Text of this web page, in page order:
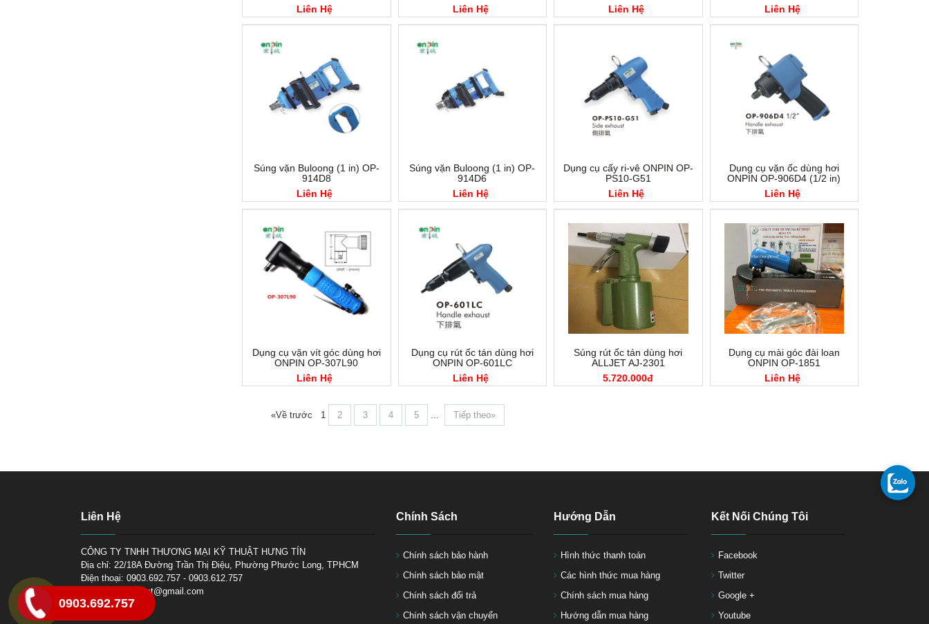
Liên Hệ
Liên Hệ
Liên Hệ
Liên Hệ
Súng vặn Buloong (1 in) OP-
914D8
Liên Hệ
Súng vặn Buloong (1 in) OP-
914D6
Liên Hệ
Dụng cụ cấy ri-vê ONPIN OP-
PS10-G51
Liên Hệ
Dụng cụ vặn ốc dùng hơi
ONPIN OP-906D4 (1/2 in)
Liên Hệ
Dụng cụ vặn vít góc dùng hơi
ONPIN OP-307L90
Liên Hệ
Dụng cụ rút ốc tán dùng hơi
ONPIN OP-601LC
Liên Hệ
Súng rút ốc tán dùng hơi
ALLJET AJ-2301
5.720.000đ
Dụng cụ mài góc đài loan
ONPIN OP-1851
Liên Hệ
«Về trước 1 2 3 4 5 ... Tiếp theo»
Liên Hệ
CÔNG TY TNHH THƯƠNG MẠI KỸ THUẬT HƯNG TÍN
Địa chỉ: 22/18A Đường Trần Thị Điệu, Phường Phước Long, TPHCM
Điện thoại: 0903.692.757 - 0903.612.757
E-mail: hungtinnet@gmail.com
Chính Sách
Chính sách bảo hành
Chính sách bảo mật
Chính sách đổi trả
Chính sách vận chuyển
Hướng Dẫn
Hình thức thanh toán
Các hình thức mua hàng
Chính sách mua hàng
Hướng dẫn mua hàng
Kết Nối Chúng Tôi
Facebook
Twitter
Google +
Youtube
0903.692.757